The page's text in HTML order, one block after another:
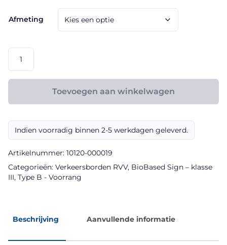
€ 101,20
tot
€ 108,00
Afmeting
model
B03
III
Sign
aantal
Toevoegen aan winkelwagen
Indien voorradig binnen 2-5 werkdagen geleverd.
Artikelnummer: 10120-000019
Categorieën: Verkeersborden RVV, BioBased Sign – klasse
III, Type B - Voorrang
Beschrijving Aanvullende informatie